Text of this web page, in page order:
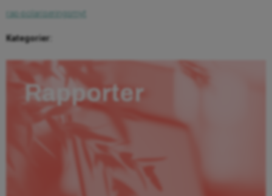
rap-polariseringsmyt
Kategorier:
Rapporter